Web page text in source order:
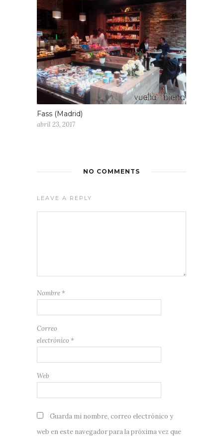
Fass (Madrid)
abril 23, 2017
NO COMMENTS
LEAVE A REPLY
Nombre *
Correo
electrónico *
Web
Guarda mi nombre, correo electrónico y
web en este navegador para la próxima vez que